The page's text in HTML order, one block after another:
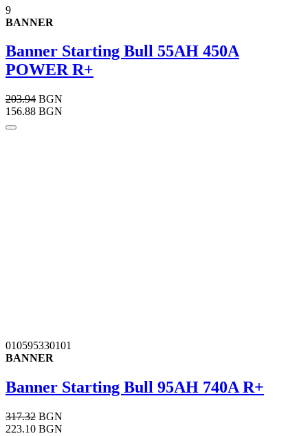
9
BANNER
Banner Starting Bull 55AH 450A
POWER R+
203.94 BGN
156.88 BGN
010595330101
BANNER
Banner Starting Bull 95AH 740A R+
317.32 BGN
223.10 BGN